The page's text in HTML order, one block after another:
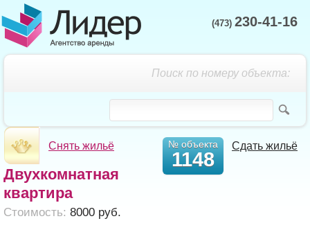
(473) 230-41-16
Поиск по номеру объекта:
Снять жильё Сдать жильё
№ объекта
1148
Двухкомнатная
квартира
Cтоимость: 8000 руб.